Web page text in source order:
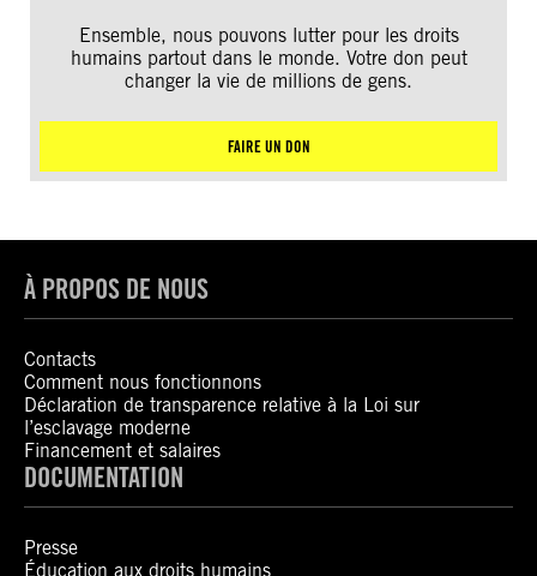
Ensemble, nous pouvons lutter pour les droits
humains partout dans le monde. Votre don peut
changer la vie de millions de gens.
FAIRE UN DON
À PROPOS DE NOUS
Contacts
Comment nous fonctionnons
Déclaration de transparence relative à la Loi sur
l’esclavage moderne
Financement et salaires
DOCUMENTATION
Presse
Éducation aux droits humains